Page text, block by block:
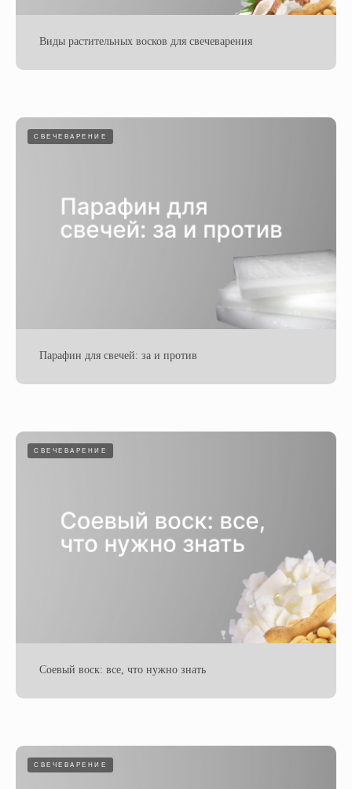
Виды растительных восков для свечеварения
СВЕЧЕВАРЕНИЕ
Парафин для свечей: за и против
СВЕЧЕВАРЕНИЕ
Соевый воск: все, что нужно знать
СВЕЧЕВАРЕНИЕ